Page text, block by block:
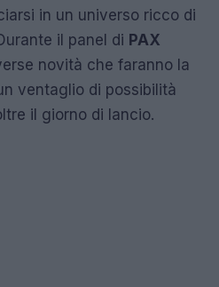
in un universo ricco di
il panel di PAX
novità che faranno la
ventaglio di possibilità
il giorno di lancio.